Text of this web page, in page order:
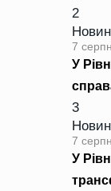
2
7
У
3
7
У